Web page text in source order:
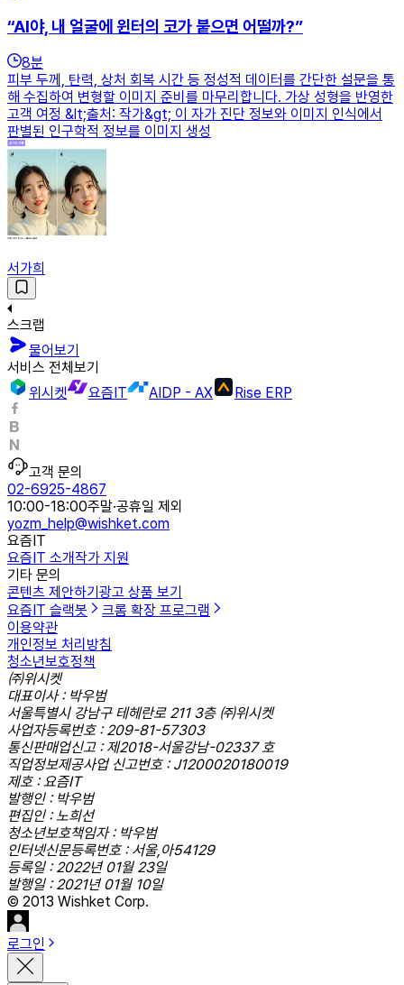
“AI야, 내 얼굴에 윈터의 코가 붙으면 어떨까?”
8분
피부 두께, 탄력, 상처 회복 시간 등 정성적 데이터를 간단한 설문을 통
해 수집하여 변형할 이미지 준비를 마무리합니다. 가상 성형을 반영한
고객 여정 &lt;출처: 작가&gt; 이 자가 진단 정보와 이미지 인식에서
판별된 인구학적 정보를 이미지 생성
서가희
스크랩
물어보기
서비스 전체보기
위시켓
요즘IT AIDP - AX Rise ERP
고객 문의
02-6925-4867
10:00-18:00주말·공휴일 제외
yozm_help@wishket.com
요즘IT
요즘IT 소개작가 지원
기타 문의
콘텐츠 제안하기 광고 상품 보기
요즘IT 슬랙봇
크롬 확장 프로그램
이용약관
개인정보 처리방침
청소년보호정책
㈜위시켓
대표이사 : 박우범
서울특별시 강남구 테헤란로 211 3층 ㈜위시켓
사업자등록번호 : 209-81-57303
통신판매업신고 : 제2018-서울강남-02337 호
직업정보제공사업 신고번호 : J1200020180019
제호 : 요즘IT
발행인 : 박우범
편집인 : 노희선
청소년보호책임자 : 박우범
인터넷신문등록번호 : 서울,아54129
등록일 : 2022년 01월 23일
발행일 : 2021년 01월 10일
© 2013 Wishket Corp.
로그인